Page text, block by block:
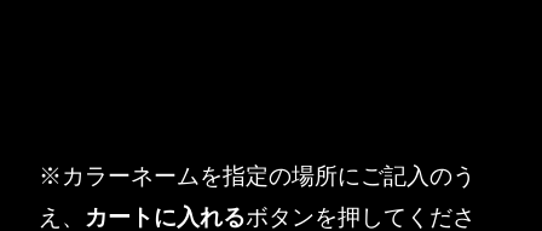
※カラーネームを指定の場所にご記入のう
え、 カートに入れるボタンを押してくださ